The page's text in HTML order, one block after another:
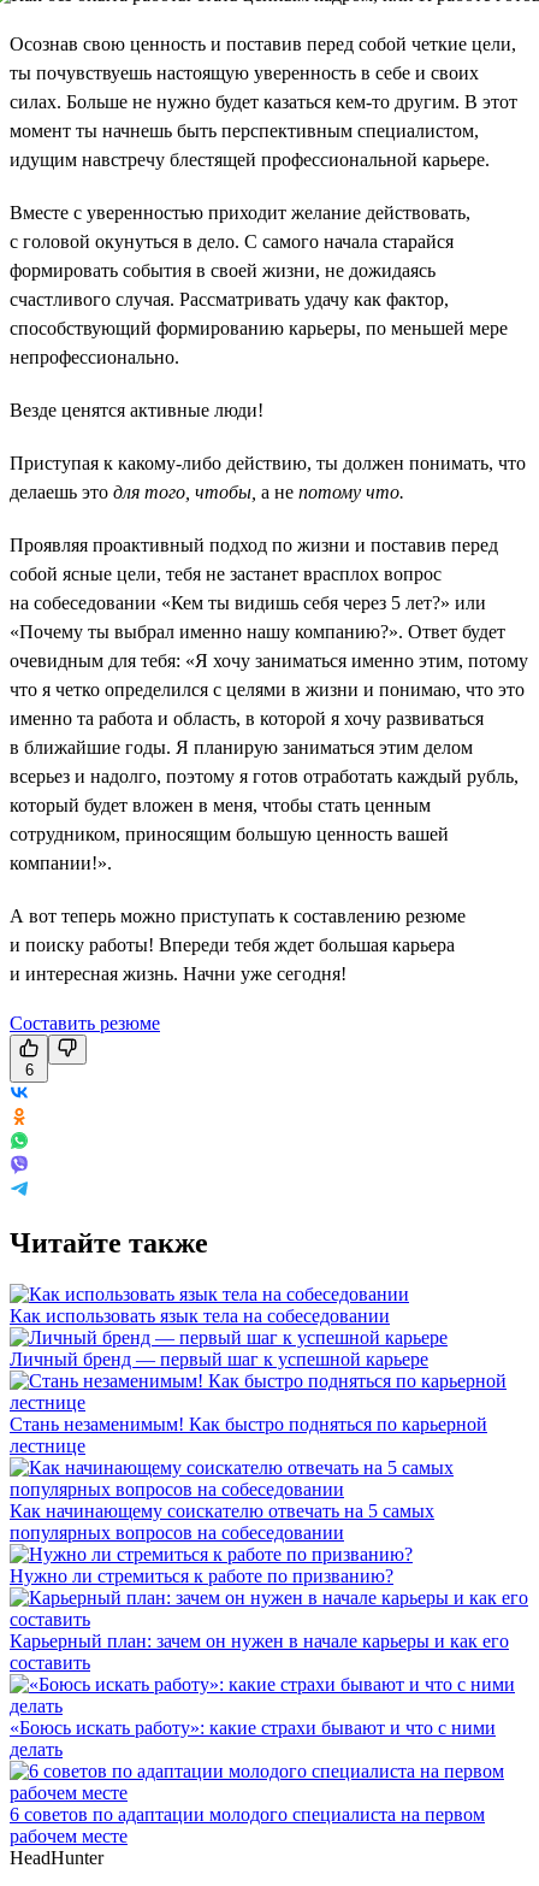
Осознав свою ценность и поставив перед собой четкие цели,
ты почувствуешь настоящую уверенность в себе и своих
силах. Больше не нужно будет казаться кем-то другим. В этот
момент ты начнешь быть перспективным специалистом,
идущим навстречу блестящей профессиональной карьере.
Вместе с уверенностью приходит желание действовать,
с головой окунуться в дело. С самого начала старайся
формировать события в своей жизни, не дожидаясь
счастливого случая. Рассматривать удачу как фактор,
способствующий формированию карьеры, по меньшей мере
непрофессионально.
Везде ценятся активные люди!
Приступая к какому-либо действию, ты должен понимать, что
делаешь это для того, чтобы, а не потому что.
Проявляя проактивный подход по жизни и поставив перед
собой ясные цели, тебя не застанет врасплох вопрос
на собеседовании «Кем ты видишь себя через 5 лет?» или
«Почему ты выбрал именно нашу компанию?». Ответ будет
очевидным для тебя: «Я хочу заниматься именно этим, потому
что я четко определился с целями в жизни и понимаю, что это
именно та работа и область, в которой я хочу развиваться
в ближайшие годы. Я планирую заниматься этим делом
всерьез и надолго, поэтому я готов отработать каждый рубль,
который будет вложен в меня, чтобы стать ценным
сотрудником, приносящим большую ценность вашей
компании!».
А вот теперь можно приступать к составлению резюме
и поиску работы! Впереди тебя ждет большая карьера
и интересная жизнь. Начни уже сегодня!
Составить резюме
6
Читайте также
Как использовать язык тела на собеседовании
Личный бренд — первый шаг к успешной карьере
Стань незаменимым! Как быстро подняться по карьерной
лестнице
Как начинающему соискателю отвечать на 5 самых
популярных вопросов на собеседовании
Нужно ли стремиться к работе по призванию?
Карьерный план: зачем он нужен в начале карьеры и как его
составить
«Боюсь искать работу»: какие страхи бывают и что с ними
делать
6 советов по адаптации молодого специалиста на первом
рабочем месте
HeadHunter